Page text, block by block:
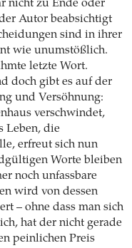
nicht zu Ende oder
Autor beabsichtigt
sind in ihrer
wie unumstößlich.
letzte Wort.
doch gibt es auf der
und Versöhnung:
verschwindet,
Leben, die
erfreut sich nun
Worte bleiben
noch unfassbare
wird von dessen
– ohne dass man sich
hat der nicht gerade
peinlichen Preis